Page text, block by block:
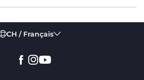
CH / Français